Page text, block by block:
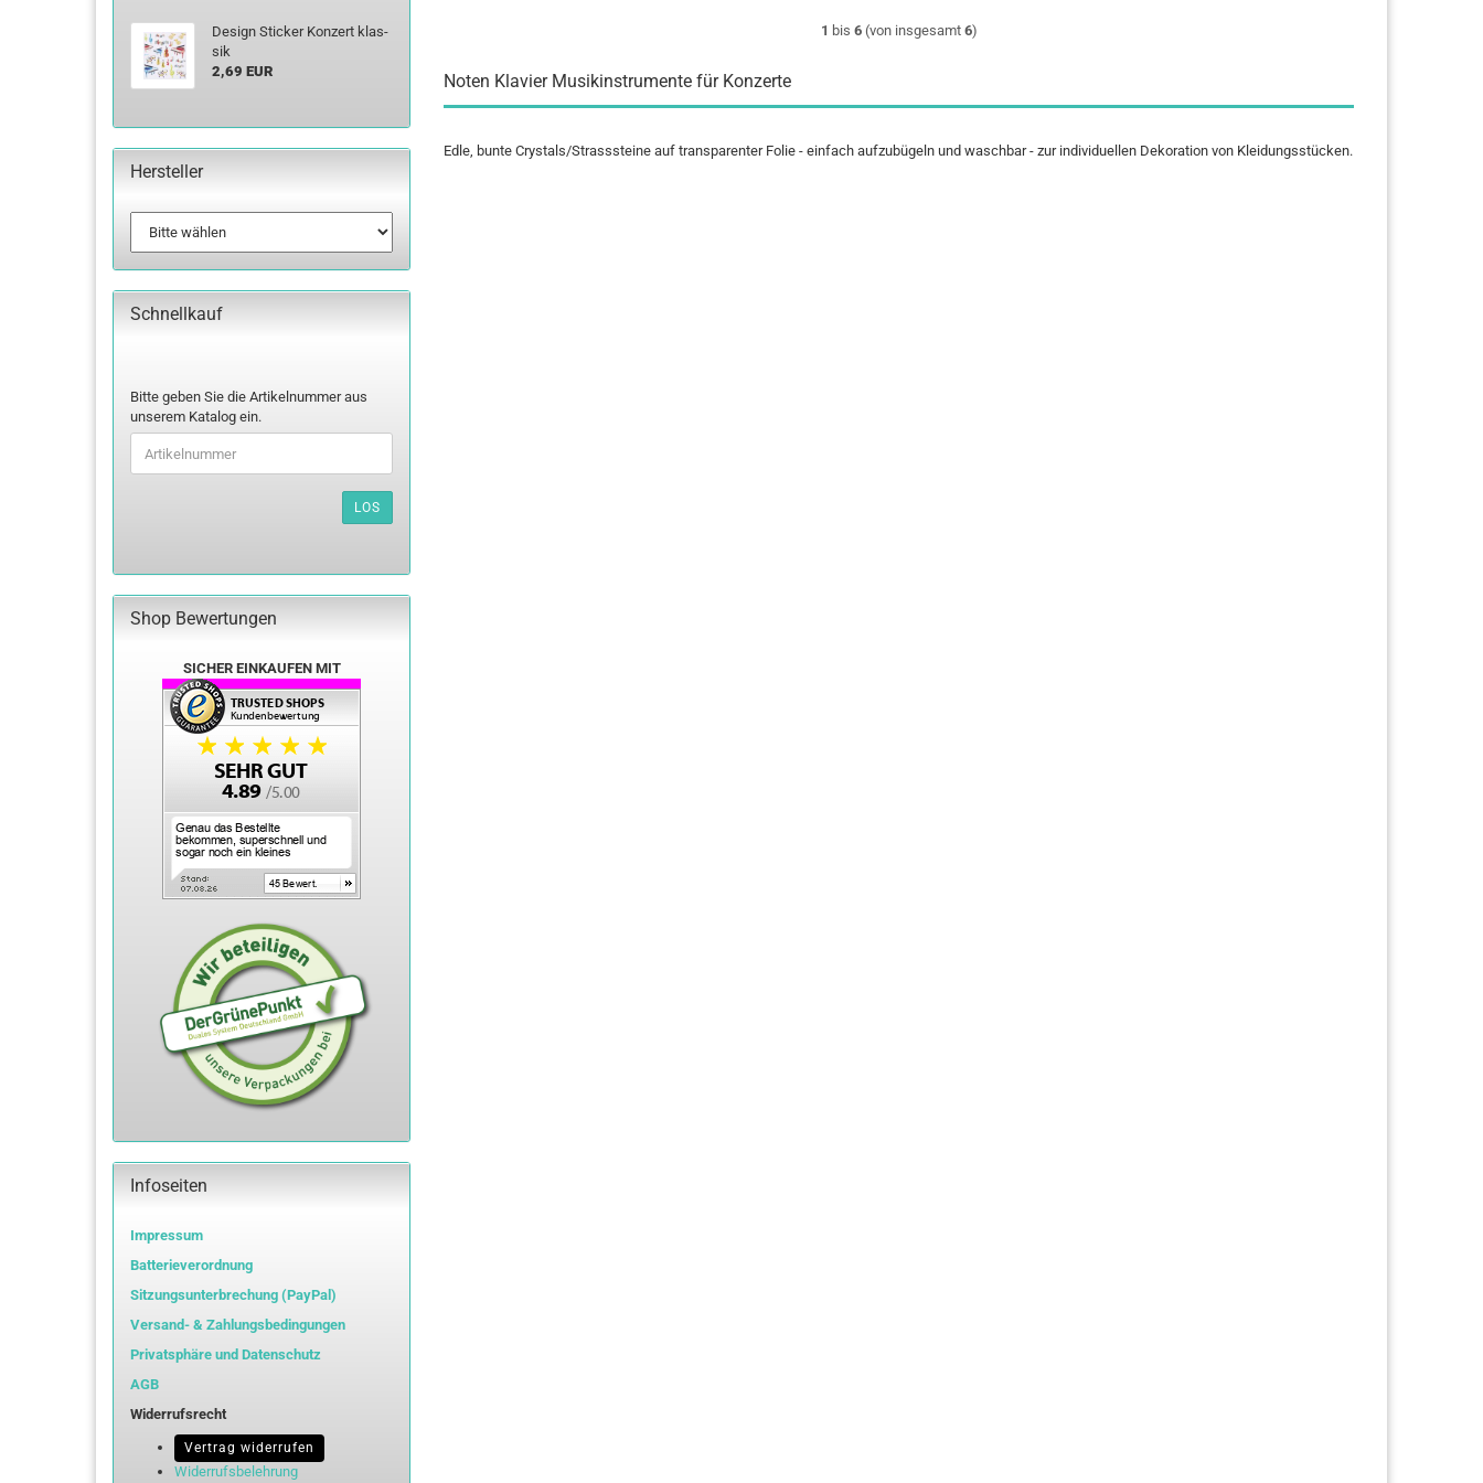
1 bis 6(von insgesamt 6)
Noten Klavier Musikinstrumente für Konzerte
Edle, bunte Crystals/Strasssteine auf transparenter Folie - einfach aufzubügeln und waschbar - zur individuellen Dekoration von Kleidungsstücken.
De­sign Sti­cker Kon­zert klas­
sik
2,69 EUR
Hersteller
Schnellkauf
BITTE
GEBEN
SIE
DIE
ARTIKELNUMMER
Bitte geben Sie die Artikelnummer aus
unserem Katalog ein.
LOS
Shop Bewertungen
SICHER EINKAUFEN MIT
Infoseiten
Impressum
Batterieverordnung
Sitzungsunterbrechung (PayPal)
Versand- & Zahlungsbedingungen
Privatsphäre und Datenschutz
AGB
Widerrufsrecht
Vertrag widerrufen
Widerrufsbelehrung